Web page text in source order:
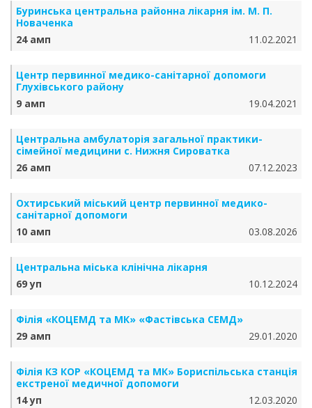
Буринська центральна районна лікарня ім. М. П.
Новаченка
24 амп
11.02.2021
Центр первинної медико-санітарної допомоги
Глухівського району
9 амп
19.04.2021
Центральна амбулаторія загальної практики-
сімейної медицини с. Нижня Сироватка
26 амп
07.12.2023
Охтирський міський центр первинної медико-
санітарної допомоги
10 амп
03.08.2026
Центральна міська клінічна лікарня
69 уп
10.12.2024
Філія «КОЦЕМД та МК» «Фастівська СЕМД»
29 амп
29.01.2020
Філія КЗ КОР «КОЦЕМД та МК» Бориспільська станція
екстреної медичної допомоги
14 уп
12.03.2020